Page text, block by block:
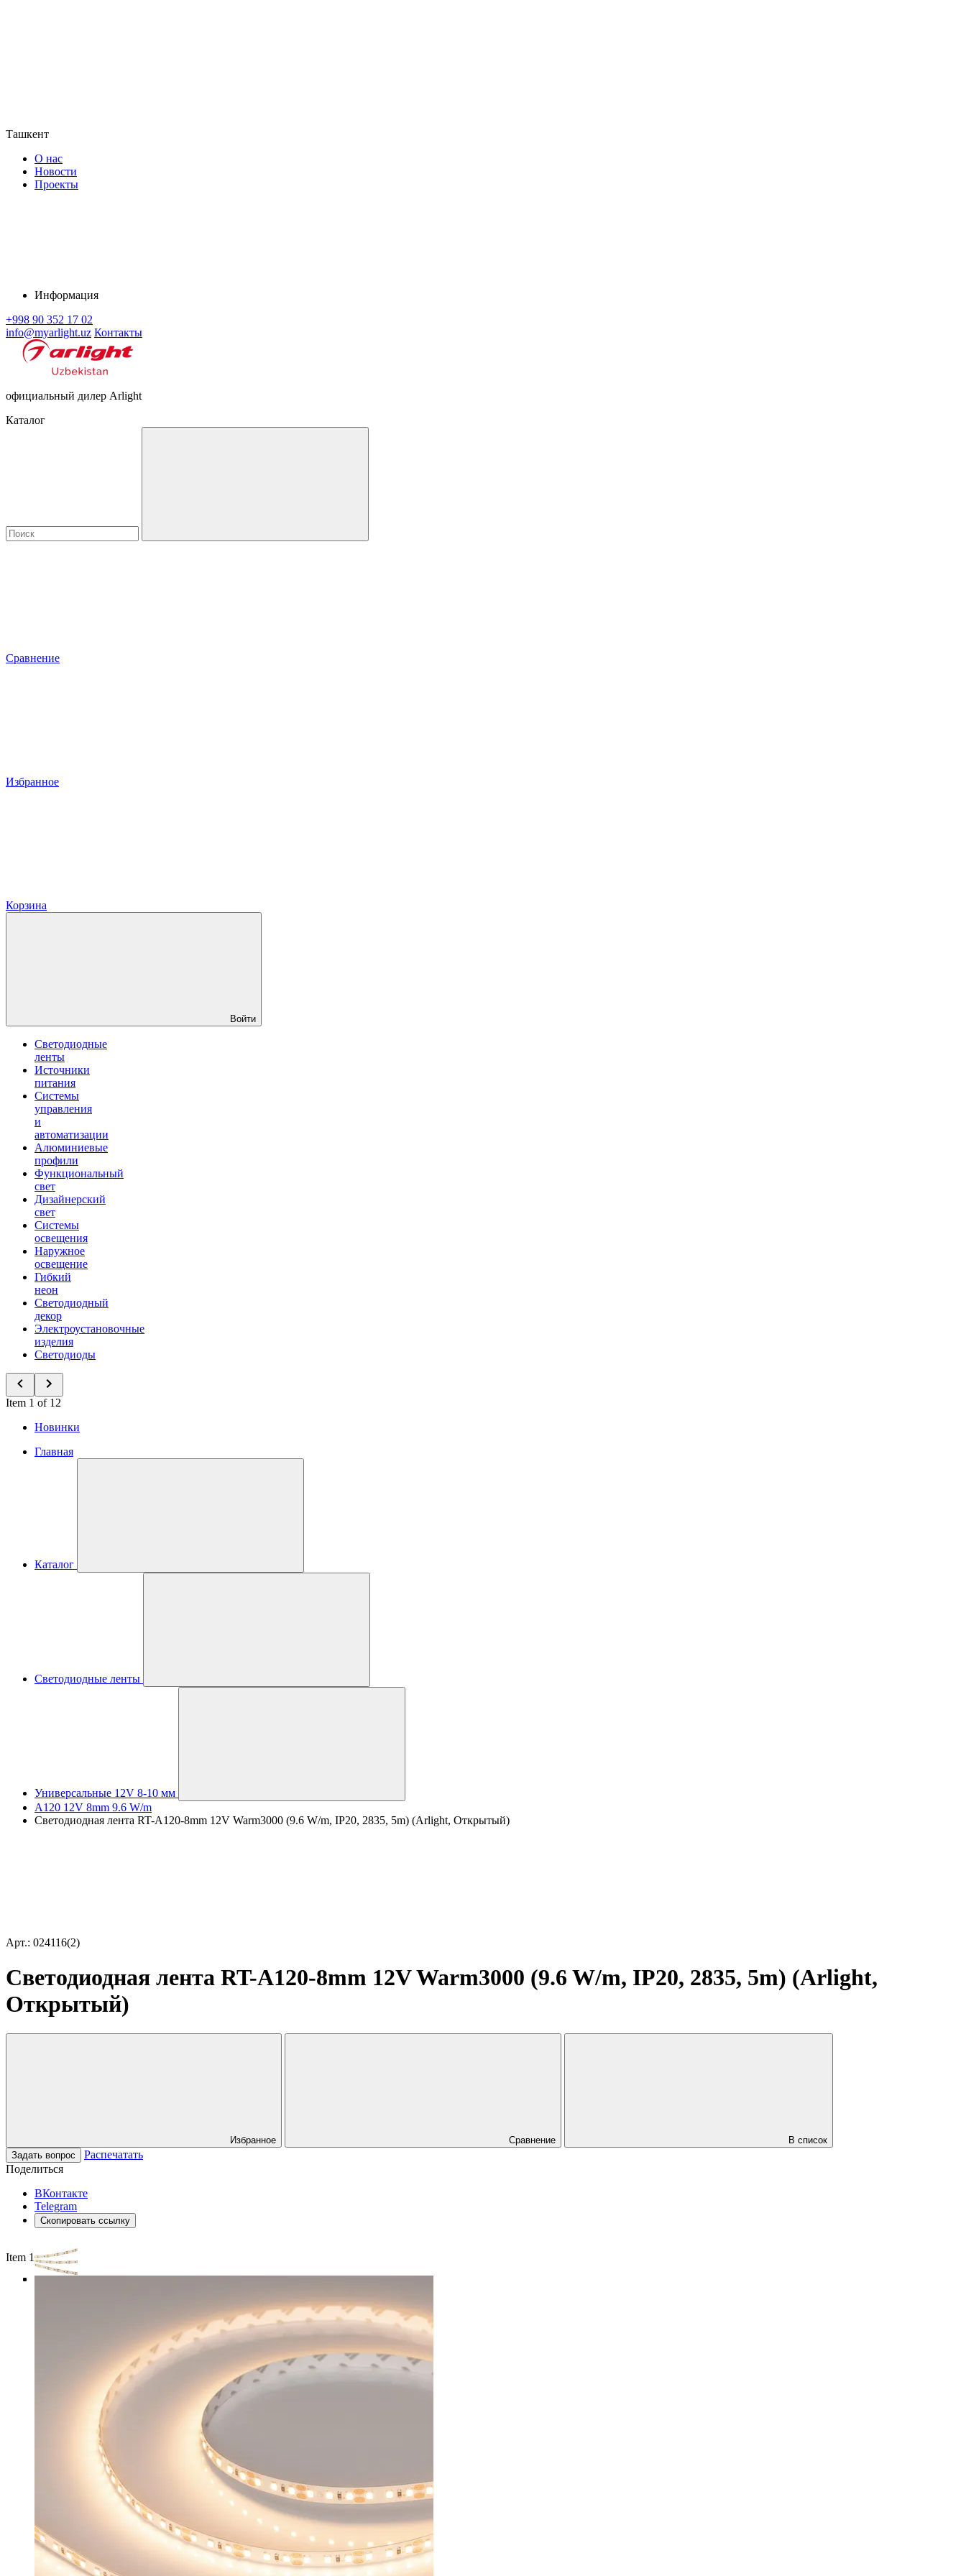
Ташкент
О нас
Новости
Проекты
Информация
+998 90 352 17 02
info@myarlight.uz Контакты
официальный дилер Arlight
Каталог
Сравнение
Избранное
Корзина
Войти
Светодиодные
ленты
Источники
питания
Системы
управления
и
автоматизации
Алюминиевые
профили
Функциональный
свет
Дизайнерский
свет
Системы
освещения
Наружное
освещение
Гибкий
неон
Светодиодный
декор
Электроустановочные
изделия
Светодиоды
Item 1 of 12
Новинки
Главная
Каталог
Светодиодные ленты
Универсальные 12V 8-10 мм
A120 12V 8mm 9.6 W/m
Светодиодная лента RT-A120-8mm 12V Warm3000 (9.6 W/m, IP20, 2835, 5m) (Arlight, Открытый)
Арт.: 024116(2)
Светодиодная лента RT-A120-8mm 12V Warm3000 (9.6 W/m, IP20, 2835, 5m) (Arlight,
Открытый)
Избранное Сравнение
В список
Задать вопрос
Распечатать
Поделиться
ВКонтакте
Telegram
Скопировать ссылку
Item 1 of 4